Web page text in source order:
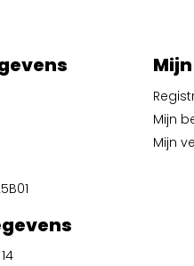
Mijn
Mijn